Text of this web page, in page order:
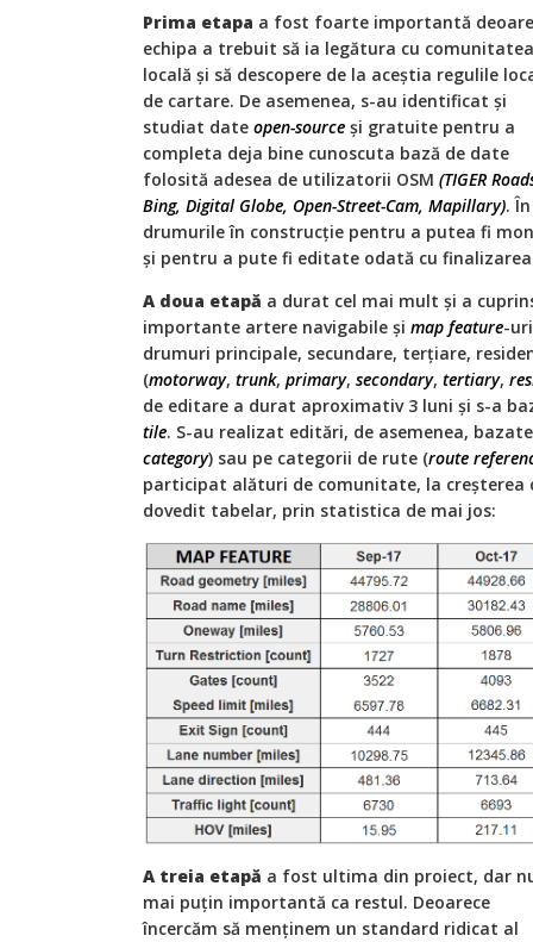
Prima etapa a fost foarte importantă
echipa a trebuit să ia legătura cu comunitatea
locală și să descopere de la aceștia regulile
de cartare. De asemenea, s-au identificat și
studiat date open-source și gratuite pentru a
completa deja bine cunoscuta bază de date
folosită adesea de utilizatorii OSM (TIGER
Bing, Digital Globe, Open-Street-Cam, Mapillary).
drumurile în construcție pentru a putea fi
și pentru a pute fi editate odată cu
A doua etapă a durat cel mai mult și a
importante artere navigabile și map feature-
drumuri principale, secundare, terțiare,
(motorway, trunk, primary, secondary, tertiary,
de editare a durat aproximativ 3 luni și s-a
tile. S-au realizat editări, de asemenea,
category) sau pe categorii de rute (route
participat alături de comunitate, la creșterea
dovedit tabelar, prin statistica de mai jos:
A treia etapă a fost ultima din proiect, dar
mai puțin importantă ca restul. Deoarece
încercăm să menținem un standard ridicat al